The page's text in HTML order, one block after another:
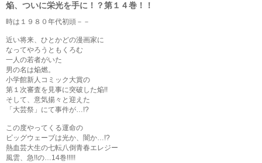
焔、ついに栄光を手に！？第１４巻！！
時は１９８０年代初頭－－
近い将来、ひとかどの漫画家に
なってやろうともくろむ
一人の若者がいた
男の名は焔燃。
小学館新人コミック大賞の
第１次審査を見事に突破した焔!!
そして、意気揚々と迎えた
「大芸祭」にて事件が…!?
この度やってくる運命の
ビッグウェーブは光か、闇か…!?
熱血芸大生の七転八倒青春エレジー
風雲、急!!の…14巻!!!!!